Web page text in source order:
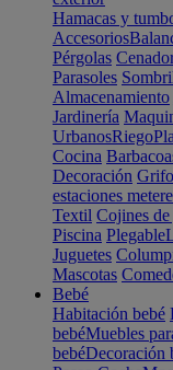
Hamacas y
Accesorios
Pérgolas
Parasoles
Almacenamiento
Jardinería
UrbanosRiego
Cocina
Decoración
estaciones
Textil Cojines
Piscina Plegable
Juguetes
Mascotas
Bebé
Habitación bebé
bebéMuebles
bebéDecoración